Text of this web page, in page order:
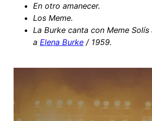
En otro amanecer.
Los Meme.
La Burke canta con Meme
a Elena Burke / 1959.